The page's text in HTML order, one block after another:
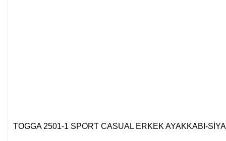
TOGGA 2501-1 SPORT CASUAL ERKEK AYAKKABI-